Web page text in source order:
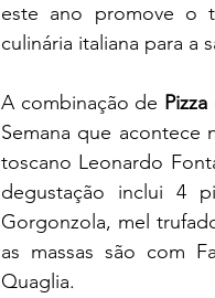
este ano promove o
culinária italiana para a
A combinação de
Semana que acontece
toscano Leonardo
degustação inclui 4
Gorgonzola, mel
as massas são com
Quaglia.